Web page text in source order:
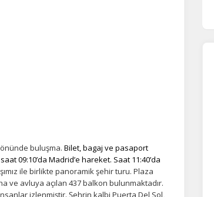
AYARLARINIZ
buluşma. Bilet, bagaj ve pasaport
09:10’da Madrid’e hareket. Saat 11:40’da
ile birlikte panoramik şehir turu. Plaza
ve avluya açılan 437 balkon bulunmaktadır.
izlenmiştir. Şehrin kalbi Puerta Del Sol,